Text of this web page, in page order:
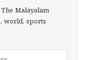
Malayalam
world, sports